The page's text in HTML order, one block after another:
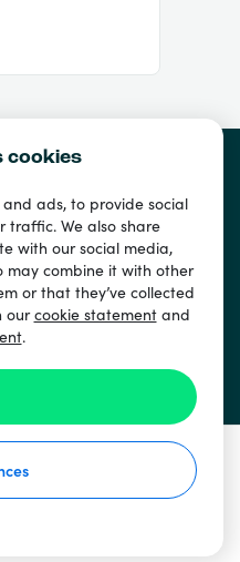
cookies
ads, to provide social
traffic. We also share
with our social media,
combine it with other
or that they’ve collected
ourcookie statementand
.